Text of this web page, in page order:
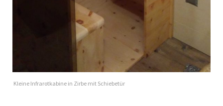
Kleine Infrarotkabine in Zirbe mit Schiebetür